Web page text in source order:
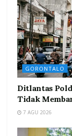
GORONTALO
Ditlantas
Tidak
7 AGU 2026